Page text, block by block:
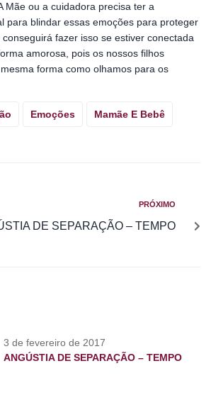
Mãe ou a cuidadora precisa ter a
para blindar essas emoções para proteger
fazer isso se estiver conectada
amorosa, pois os nossos filhos
forma como olhamos para os
Emoções Mamãe E Bebê
PRÓXIMO
DE SEPARAÇÃO – TEMPO
3 de fevereiro de 2017
ANGÚSTIA DE SEPARAÇÃO – TEMPO